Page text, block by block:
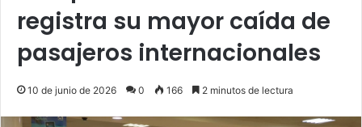
registra su mayor caída de
pasajeros internacionales
10 de junio de 2026 0 166 2 minutos de lectura